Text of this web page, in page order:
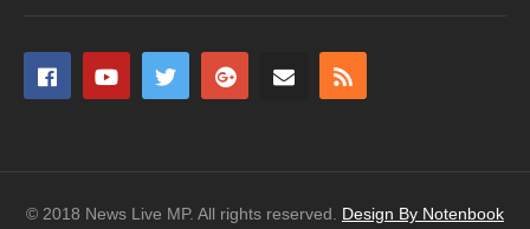
© 2018 News Live MP. All rights reserved. Design By Notenbook